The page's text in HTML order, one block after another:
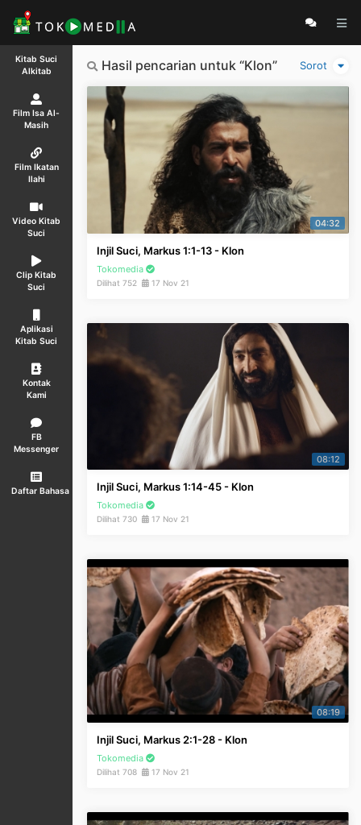
Kitab Suci
Alkitab
Film Isa Al-
Masih
Film Ikatan
Ilahi
Video Kitab
Suci
Clip Kitab
Suci
Aplikasi
Kitab Suci
Kontak
Kami
FB
Messenger
Daftar Bahasa
Sorot
Hasil pencarian untuk “Klon”
04:32
Injil Suci, Markus 1:1-13 - Klon
Tokomedia
Dilihat 752 17 Nov 21
08:12
Injil Suci, Markus 1:14-45 - Klon
Tokomedia
Dilihat 730 17 Nov 21
08:19
Injil Suci, Markus 2:1-28 - Klon
Tokomedia
Dilihat 708 17 Nov 21